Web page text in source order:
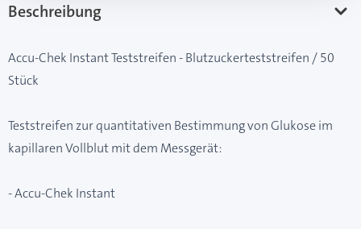
Beschreibung
Accu-Chek Instant Teststreifen - Blutzuckerteststreifen / 50
Stück
Teststreifen zur quantitativen Bestimmung von Glukose im
kapillaren Vollblut mit dem Messgerät:
- Accu-Chek Instant